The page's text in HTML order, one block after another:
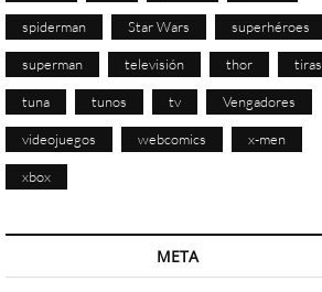
spiderman Star Wars superhéroes
superman televisión thor tiras
tuna tunos tv Vengadores
videojuegos webcomics x-men
xbox
META